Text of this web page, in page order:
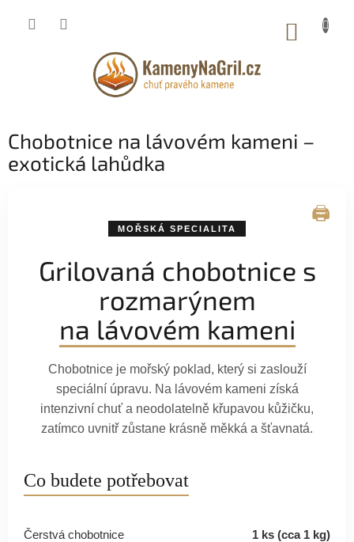
Chobotnice na lávovém kameni –
exotická lahůdka
🖨️
MOŘSKÁ SPECIALITA
Grilovaná chobotnice s
rozmarýnem
na lávovém kameni
Chobotnice je mořský poklad, který si zaslouží
speciální úpravu. Na lávovém kameni získá
intenzivní chuť a neodolatelně křupavou kůžičku,
zatímco uvnitř zůstane krásně měkká a šťavnatá.
Co budete potřebovat
Čerstvá chobotnice 1 ks (cca 1 kg)